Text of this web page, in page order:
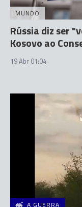
MUNDO
Rússia diz ser
Kosovo ao
19 Abr 01:04
A GUERRA